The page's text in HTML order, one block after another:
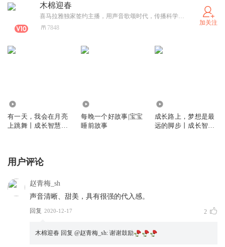
木棉迎春
喜马拉雅独家签约主播，用声音歌颂时代，传播科学、文化知识。
7848
加关注
有一天，我会在月亮
上跳舞丨成长智慧系
每晚一个好故事|宝宝
睡前故事
成长路上，梦想是最
远的脚步丨成长智慧
用户评论
赵青梅_sh
声音清晰、甜美，具有很强的代入感。
回复 2020-12-17 2
木棉迎春 回复 @赵青梅_sh: 谢谢鼓励